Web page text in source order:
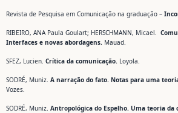
Revista de Pesquisa em Comunicação na graduação –
RIBEIRO, ANA Paula Goulart; HERSCHMANN, Micael.
Interfaces e novas abordagens. Mauad.
SFEZ, Lucien. Crítica da comunicação. Loyola.
SODRÉ, Muniz. A narração do fato. Notas para uma
Vozes.
SODRÉ, Muniz. Antropológica do Espelho. Uma teoria da